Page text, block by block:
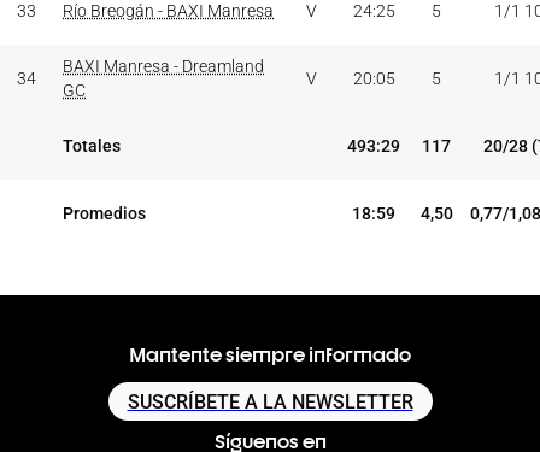
33 Río Breogán - BAXI Manresa V 24:25 5 1/1
34
BAXI Manresa - Dreamland
GC
V 20:05 5 1/1
Totales 493:29 117 20/28
Promedios 18:59 4,50 0,77/
Mantente siempre informado
SUSCRÍBETE A LA NEWSLETTER
Síguenos en